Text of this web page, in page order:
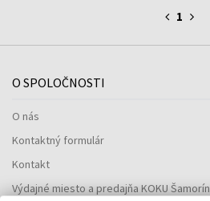
1
O SPOLOČNOSTI
O nás
Kontaktný formulár
Kontakt
Výdajné miesto a predajňa KOKU Šamorín